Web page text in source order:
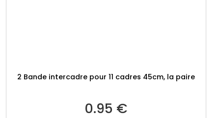
2 Bande intercadre pour 11 cadres 45cm, la paire
0.95 €